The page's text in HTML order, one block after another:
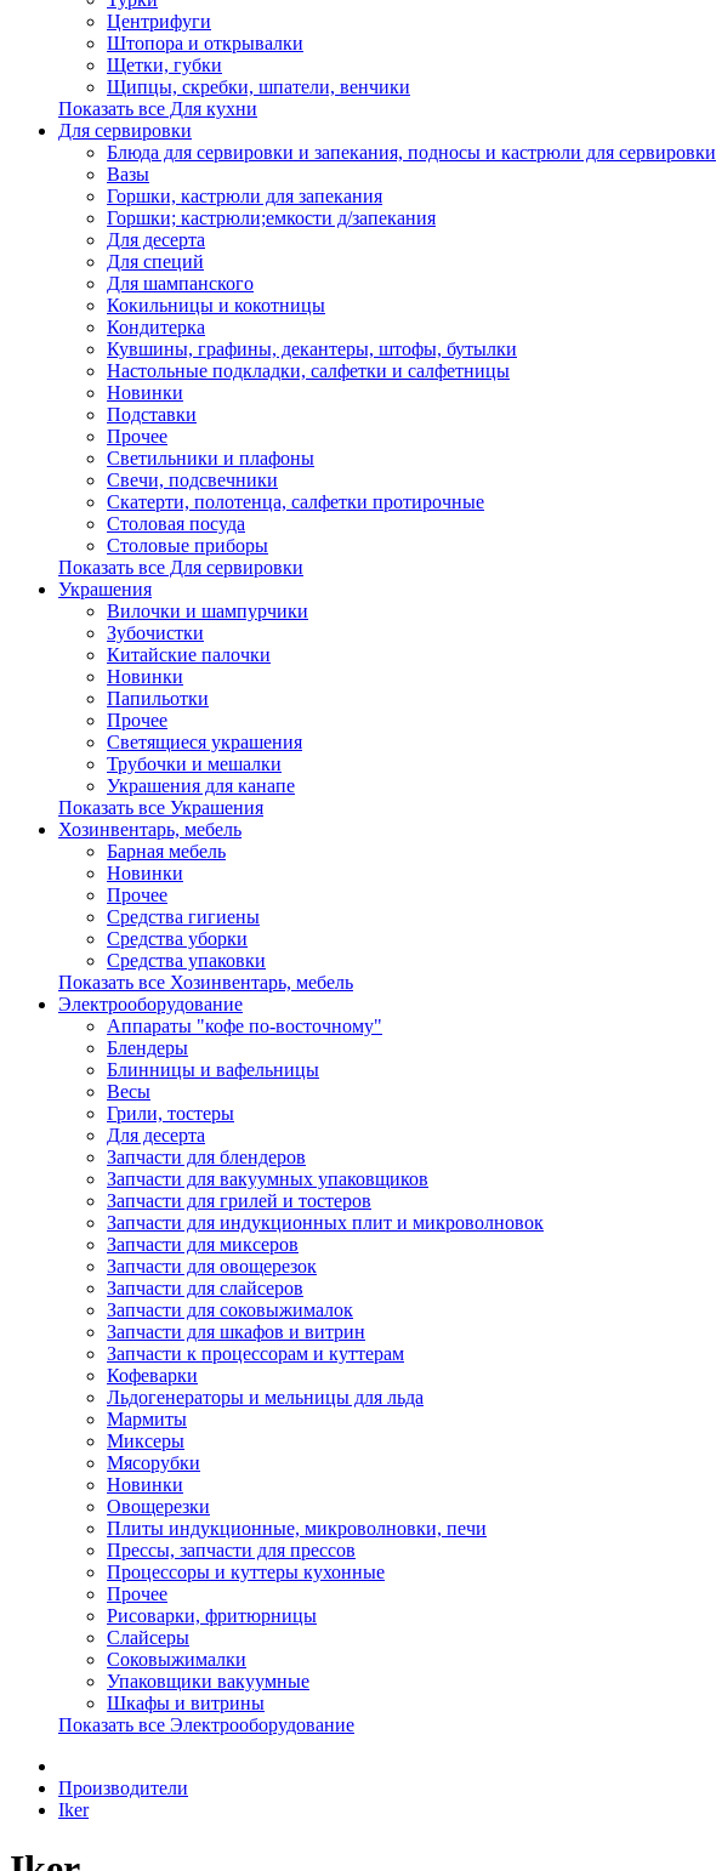
Центрифуги
Штопора и открывалки
Щетки, губки
Щипцы, скребки, шпатели, венчики
Показать все Для кухни
Для сервировки
Блюда для сервировки и запекания, подносы и кастрюли для сервировки
Вазы
Горшки, кастрюли для запекания
Горшки; кастрюли;емкости д/запекания
Для десерта
Для специй
Для шампанского
Кокильницы и кокотницы
Кондитерка
Кувшины, графины, декантеры, штофы, бутылки
Настольные подкладки, салфетки и салфетницы
Новинки
Подставки
Прочее
Светильники и плафоны
Свечи, подсвечники
Скатерти, полотенца, салфетки протирочные
Столовая посуда
Столовые приборы
Показать все Для сервировки
Украшения
Вилочки и шампурчики
Зубочистки
Китайские палочки
Новинки
Папильотки
Прочее
Светящиеся украшения
Трубочки и мешалки
Украшения для канапе
Показать все Украшения
Хозинвентарь, мебель
Барная мебель
Новинки
Прочее
Средства гигиены
Средства уборки
Средства упаковки
Показать все Хозинвентарь, мебель
Электрооборудование
Аппараты "кофе по-восточному"
Блендеры
Блинницы и вафельницы
Весы
Грили, тостеры
Для десерта
Запчасти для блендеров
Запчасти для вакуумных упаковщиков
Запчасти для грилей и тостеров
Запчасти для индукционных плит и микроволновок
Запчасти для миксеров
Запчасти для овощерезок
Запчасти для слайсеров
Запчасти для соковыжималок
Запчасти для шкафов и витрин
Запчасти к процессорам и куттерам
Кофеварки
Льдогенераторы и мельницы для льда
Мармиты
Миксеры
Мясорубки
Новинки
Овощерезки
Плиты индукционные, микроволновки, печи
Прессы, запчасти для прессов
Процессоры и куттеры кухонные
Прочее
Рисоварки, фритюрницы
Слайсеры
Соковыжималки
Упаковщики вакуумные
Шкафы и витрины
Показать все Электрооборудование
Производители
Iker